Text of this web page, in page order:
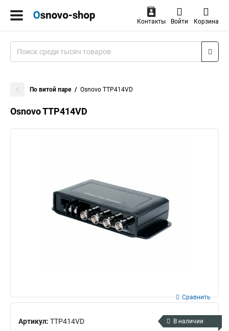
Контакты Войти Корзина
По витой паре Osnovo TTP414VD
Osnovo TTP414VD
Артикул: TTP414VD
Сравнить
В наличии